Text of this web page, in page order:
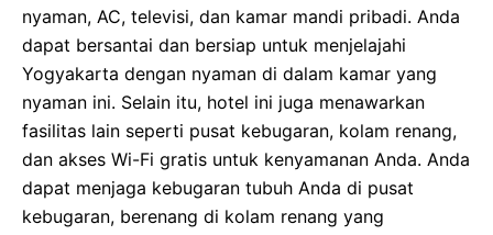
nyaman, AC, televisi, dan kamar mandi pribadi. Anda
dapat bersantai dan bersiap untuk menjelajahi
Yogyakarta dengan nyaman di dalam kamar yang
nyaman ini. Selain itu, hotel ini juga menawarkan
fasilitas lain seperti pusat kebugaran, kolam renang,
dan akses Wi-Fi gratis untuk kenyamanan Anda. Anda
dapat menjaga kebugaran tubuh Anda di pusat
kebugaran, berenang di kolam renang yang